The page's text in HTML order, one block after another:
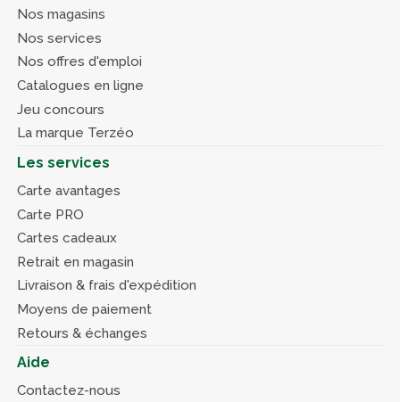
Nos magasins
Nos services
Nos offres d'emploi
Catalogues en ligne
Jeu concours
La marque Terzéo
Les services
Carte avantages
Carte PRO
Cartes cadeaux
Retrait en magasin
Livraison & frais d'expédition
Moyens de paiement
Retours & échanges
Aide
Contactez-nous